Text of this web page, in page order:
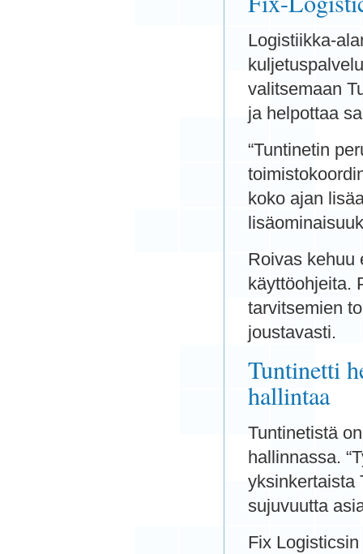
Logistiikka-
valitsemaan
ja helpottaa
“Tuntinetin
koko ajan
Roivas kehuu
käyttöohjeita.
tarvitsemien
joustavasti.
Tuntinetti
hallintaa
Tuntinetistä
hallinnassa.
yksinkertaista
sujuvuutta
Fix